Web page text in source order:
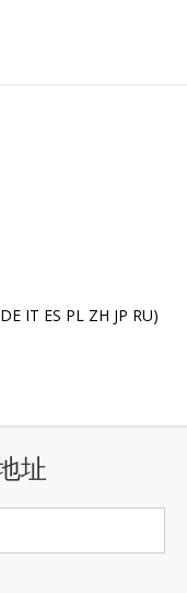
IT ES PL ZH JP RU)
址